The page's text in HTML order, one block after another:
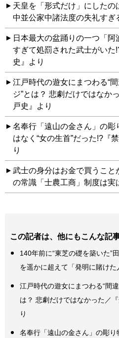
天皇を「形式だけ」にしたの
中並公家中諸法度の失礼すぎ
日本最大の盆踊りの一つ「阿
すぎて処罰された武士がいた
史』より
江戸時代の遊女にまつわる“
ジ”とは？ 悲劇だけではなか
戸史』より
名奉行「遠山の金さん」の彫
はなく“女の生首”だった!?『
り
武士の身分はお金で買うこと
の常識「士農工商」制度は実
この記者は、他にもこんな記
140年前に“東芝の礎を築いた”
を遥かに超えて「発明に賭けた
江戸時代の遊女にまつわる“間
は？ 悲劇だけではなかった／
り
名奉行「遠山の金さん」の彫り